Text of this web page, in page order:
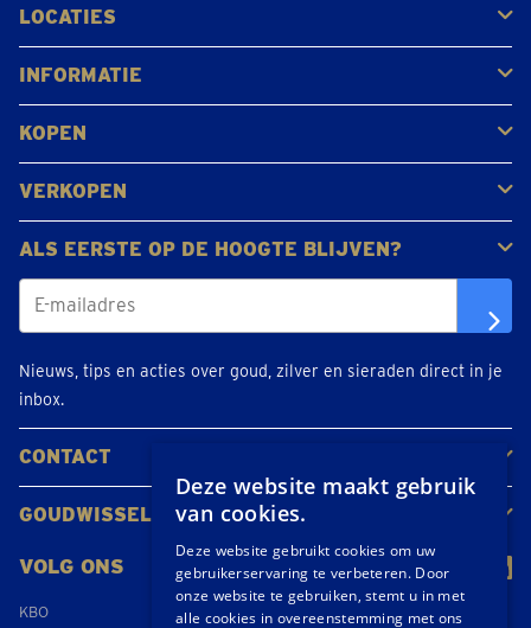
LOCATIES
Antwerpen
Brugge
Kapellen
Leuven
Mol
Schilde
Sint-Niklaas
Bekijk alle locaties
INFORMATIE
Veelgestelde vragen
Klantbeoordelingen
KOPEN
Goud kopen
Platina en palladium kopen
Zilver kopen
VERKOPEN
Gouden juwelen
Gouden munten
Gouden staven
ALS EERSTE OP DE HOOGTE BLIJVEN?
Nieuws, tips en acties over goud, zilver en sieraden direct in je
inbox.
CONTACT
Neem contact op
Maak een afspraak
Locaties
GOUDWISSELKANTOOR
VOLG ONS
KBO
Deze website maakt gebruik
van cookies.
Deze website gebruikt cookies om uw
gebruikerservaring te verbeteren. Door
onze website te gebruiken, stemt u in met
alle cookies in overeenstemming met ons